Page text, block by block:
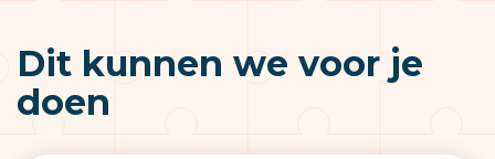
Dit kunnen we voor je
doen